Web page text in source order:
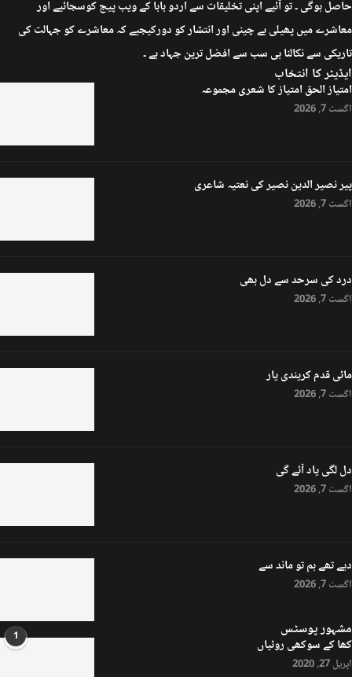
حاصل ہوگی ۔ تو آئیے اپنی تخلیقات سے اردو بابا کے ویب پیج کوسجائیے اور
معاشرے میں پھیلی بے چینی اور انتشار کو دورکیجیے کہ معاشرے کو جہالت کی
تاریکی سے نکالنا ہی سب سے افضل ترین جہاد ہے ۔
ایڈیٹر کا انتخاب
امتیاز الحق امتیاز کا شعری مجموعہ
اگست 7, 2026
پیر نصیر الدین نصیر کی نعتیہ شاعری
اگست 7, 2026
درد کی سرحد سے دل بھی
اگست 7, 2026
ماٹی قدم کریندی یار
اگست 7, 2026
دل لگی یاد آئے گی
اگست 7, 2026
دیے تھے ہم تو ماند سے
اگست 7, 2026
مشہور پوسٹس 1 کھا کے سوکھی روٹیاں
اپریل 27, 2020